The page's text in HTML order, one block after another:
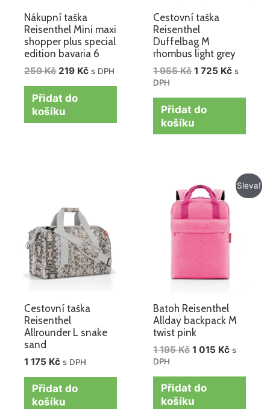
Nákupní taška
Reisenthel Mini maxi
shopper plus special
edition bavaria 6
259Kč 219 Kč s DPH
Přidat do
košíku
Cestovní taška
Reisenthel
Duffelbag M
rhombus light grey
1 955Kč 1 725 Kč s
DPH
Přidat do
košíku
Cestovní taška
Reisenthel
Allrounder L snake
sand
1 175 Kč s DPH
Přidat do
košíku
Sleva!
Batoh Reisenthel
Allday backpack M
twist pink
1 195Kč
Původní
cena
byla:
1
195 Kč.
1 015 Kč
Aktuální
cena
je:
1
015 Kč.
s
DPH
Přidat do
košíku